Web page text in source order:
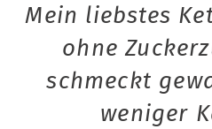
Mein liebstes
ohne
schmeckt
weniger